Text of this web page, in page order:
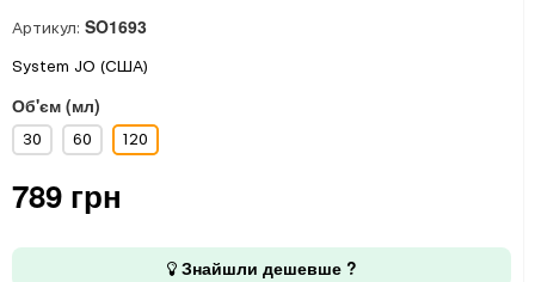
Артикул: SO1693
System JO (США)
Об'єм (мл)
30 60 120
789 грн
Знайшли дешевше ?